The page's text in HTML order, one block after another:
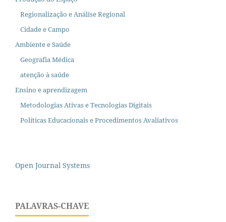
Regionalização e Análise Regional
Cidade e Campo
Ambiente e Saúde
Geografia Médica
atenção à saúde
Ensino e aprendizagem
Metodologias Ativas e Tecnologias Digitais
Políticas Educacionais e Procedimentos Avaliativos
Open Journal Systems
PALAVRAS-CHAVE